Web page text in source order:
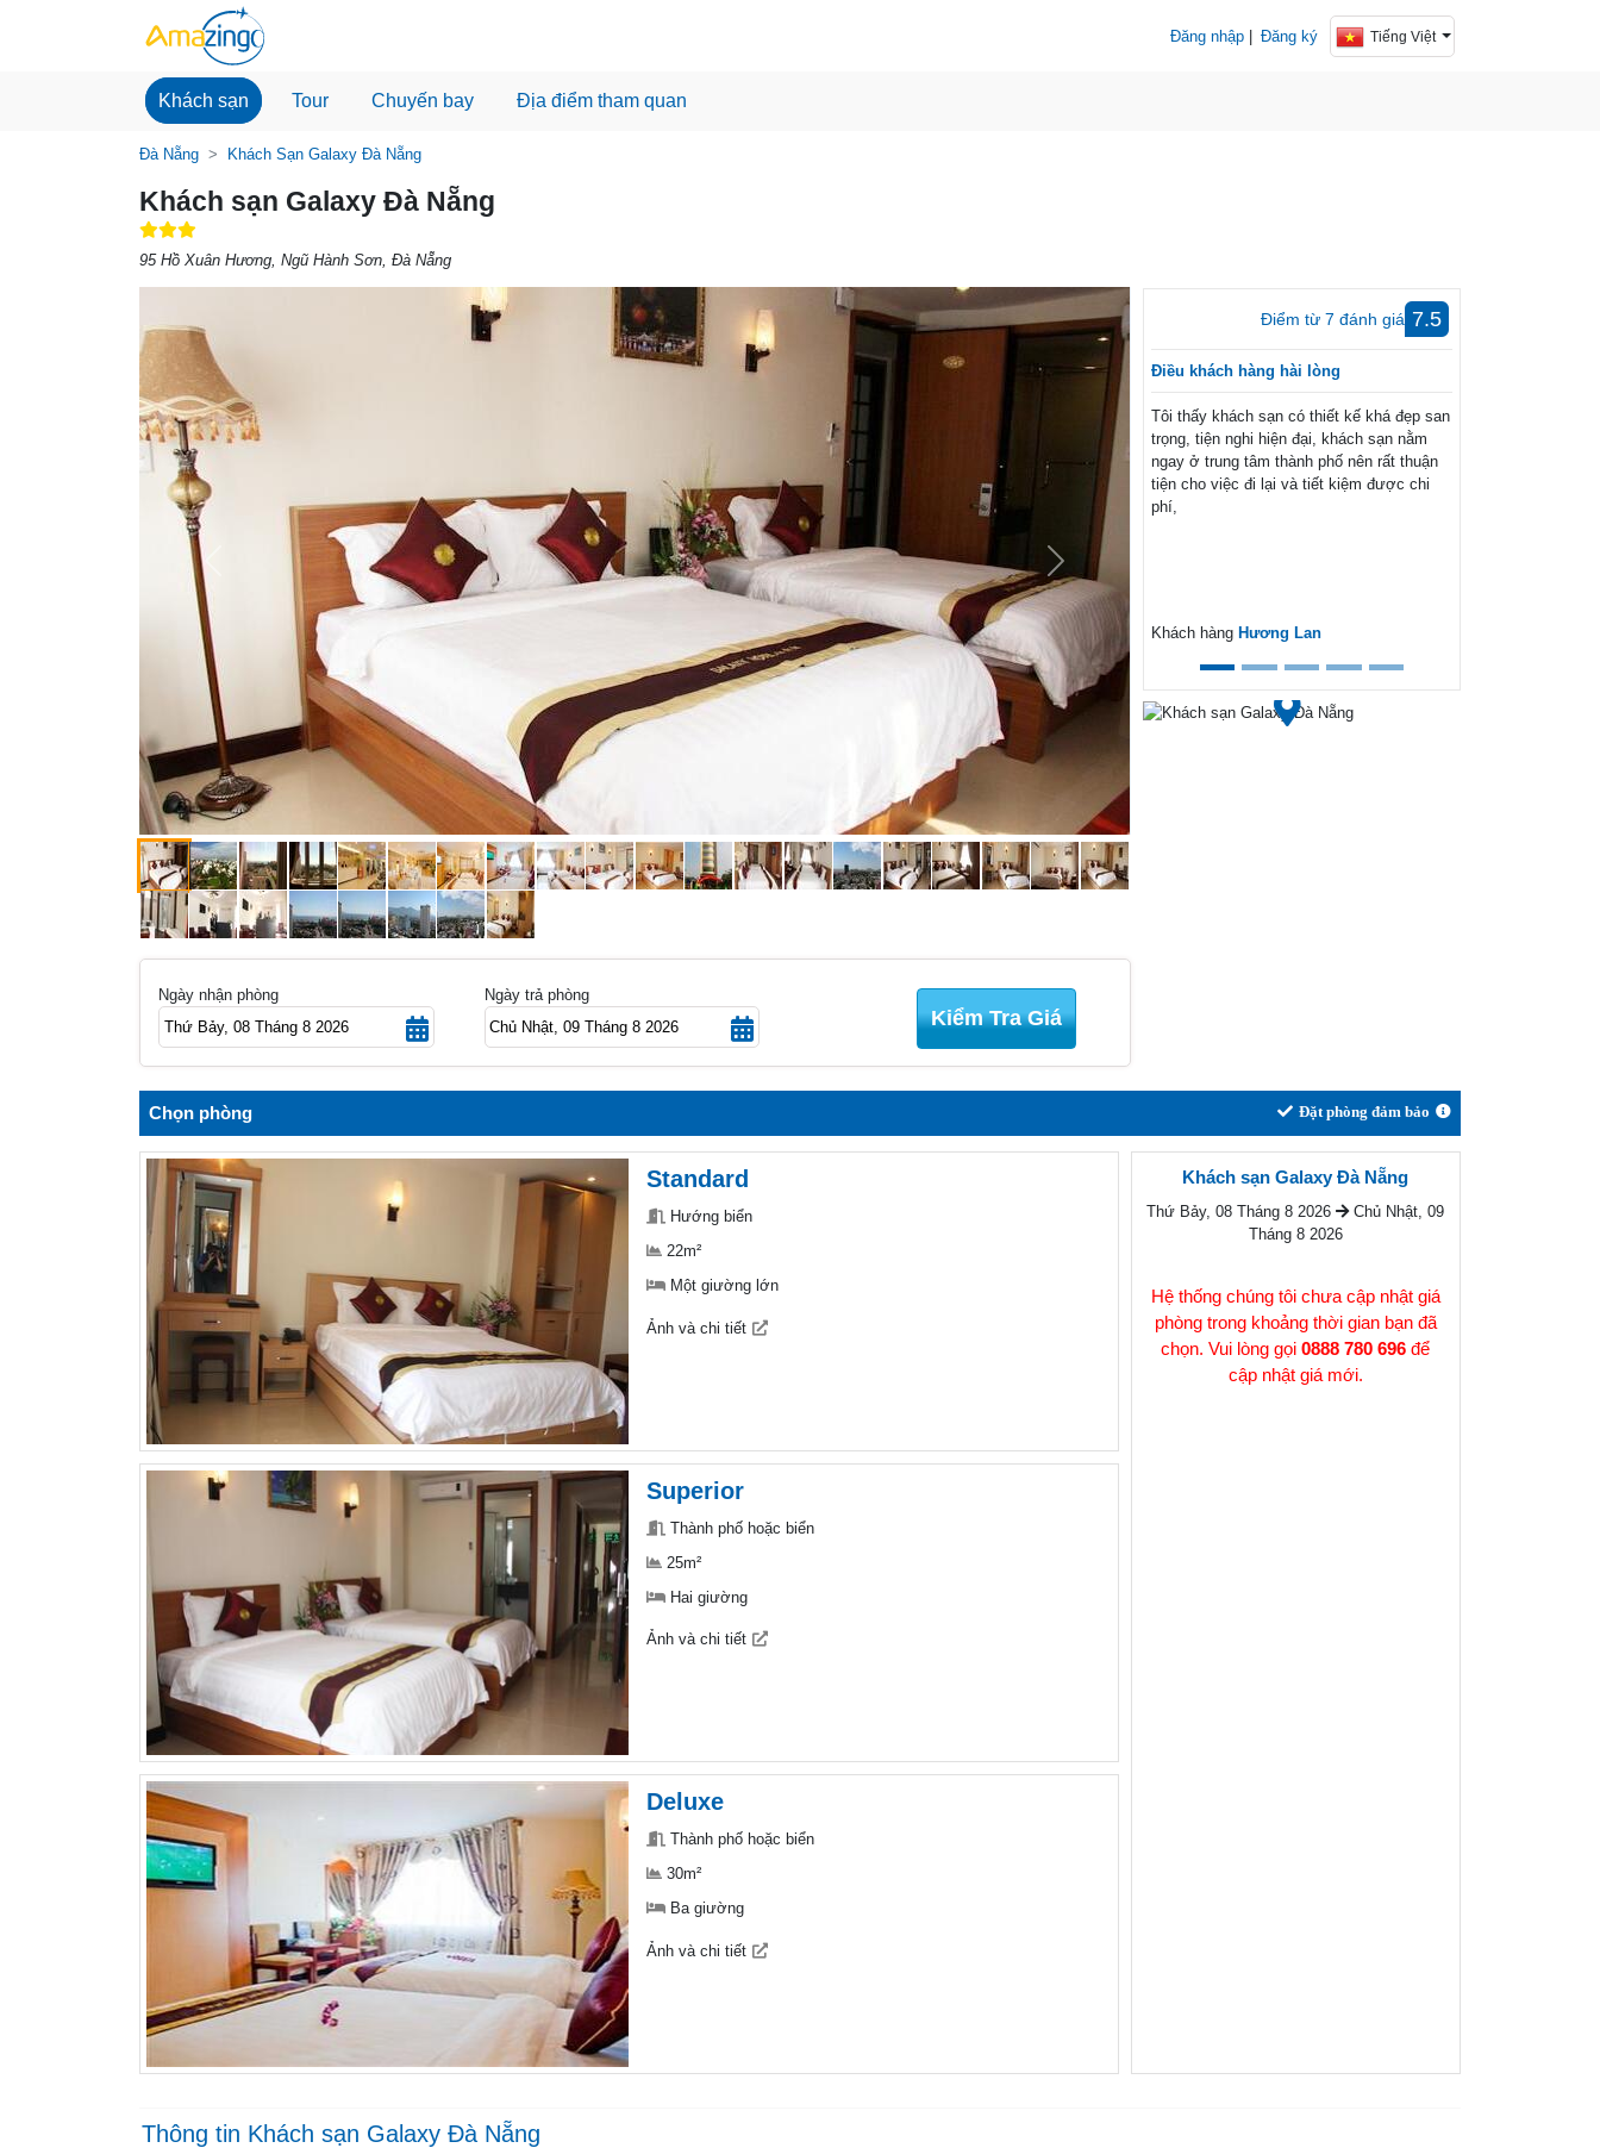
Đăng nhập | Đăng ký Tiếng Việt
Khách sạn Tour Chuyến bay Địa điểm tham quan
Đà Nẵng Khách Sạn Galaxy Đà Nẵng
Khách sạn Galaxy Đà Nẵng
95 Hồ Xuân Hương, Ngũ Hành Sơn, Đà Nẵng
Next
7.5
Điểm từ 7 đánh giá
Điều khách hàng hài lòng
Tôi thấy khách sạn có thiết kế khá đẹp san
trọng, tiện nghi hiện đại, khách sạn nằm
ngay ở trung tâm thành phố nên rất thuận
tiện cho việc đi lại và tiết kiệm được chi
phí,
Khách hàng Hương Lan
Ngày nhận phòng Ngày trả phòng
Kiểm Tra Giá
Chọn phòng Đặt phòng đảm bảo
Standard
Hướng biển
22m²
Một giường lớn
Ảnh và chi tiết
Superior
Thành phố hoặc biển
25m²
Hai giường
Ảnh và chi tiết
Deluxe
Thành phố hoặc biển
30m²
Ba giường
Ảnh và chi tiết
Khách sạn Galaxy Đà Nẵng
Thứ Bảy, 08 Tháng 8 2026
Chủ Nhật, 09
Tháng 8 2026
Hệ thống chúng tôi chưa cập nhật giá
phòng trong khoảng thời gian bạn đã
chọn. Vui lòng gọi0888 780 696 để
cập nhật giá mới.
Thông tin Khách sạn Galaxy Đà Nẵng